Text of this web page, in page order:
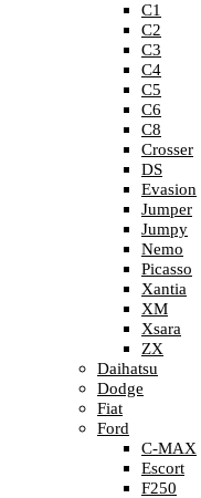
C1
C2
C3
C4
C5
C6
C8
Crosser
DS
Evasion
Jumper
Jumpy
Nemo
Picasso
Xantia
XM
Xsara
ZX
Daihatsu
Dodge
Fiat
Ford
C-MAX
Escort
F250